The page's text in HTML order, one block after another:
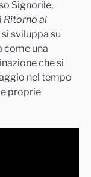
Signorile,
Ritorno al
sviluppa su
come una
che si
nel tempo
proprie